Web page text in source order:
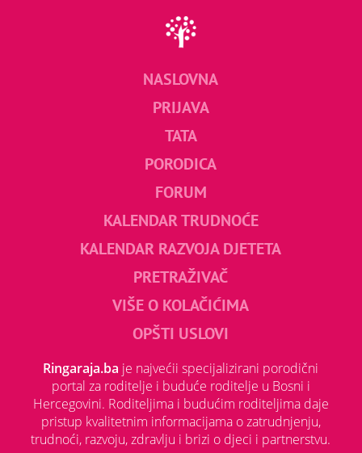
NASLOVNA
PRIJAVA
TATA
PORODICA
FORUM
KALENDAR TRUDNOĆE
KALENDAR RAZVOJA DJETETA
PRETRAŽIVAČ
VIŠE O KOLAČIĆIMA
OPŠTI USLOVI
Ringaraja.ba je najvećii specijalizirani porodični
portal za roditelje i buduće roditelje u Bosni i
Hercegovini. Roditeljima i budućim roditeljima daje
pristup kvalitetnim informacijama o zatrudnjenju,
trudnoći, razvoju, zdravlju i brizi o djeci i partnerstvu.